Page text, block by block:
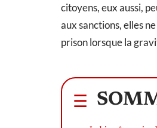
citoyens, eux aussi,
aux sanctions, elles
prison lorsque la